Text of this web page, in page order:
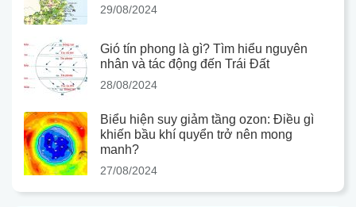
29/08/2024
Gió tín phong là gì? Tìm hiểu nguyên
nhân và tác động đến Trái Đất
28/08/2024
Biểu hiện suy giảm tầng ozon: Điều gì
khiến bầu khí quyển trở nên mong
manh?
27/08/2024